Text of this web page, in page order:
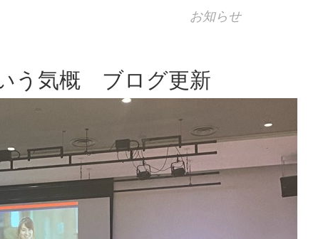
お知らせ
う気概 ブログ更新